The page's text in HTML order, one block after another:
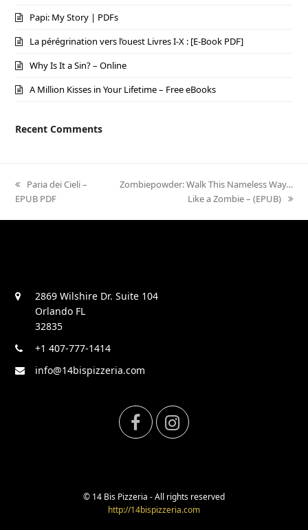
Papi: My Story | PDFs
La pérégrination vers l’ouest Livres I-X : [E-Book PDF]
Why Is It a Sin? – Online
A Million Kisses in Your Lifetime – Free eBooks
Recent Comments
previous
post:
Paria dei Cieli –
EPUB PDF
next
Zombiepowder: Walk This Nameless Way…
Like a Zombie – (EPUB)
2869 Wilshire Dr. Suite 104
Orlando FL
32835
+1 407-777-1414
info@14bispizzeria.com
F
e
t
© 14 Bis Pizzeria - All rights reserved
http://14bispizzeria.com